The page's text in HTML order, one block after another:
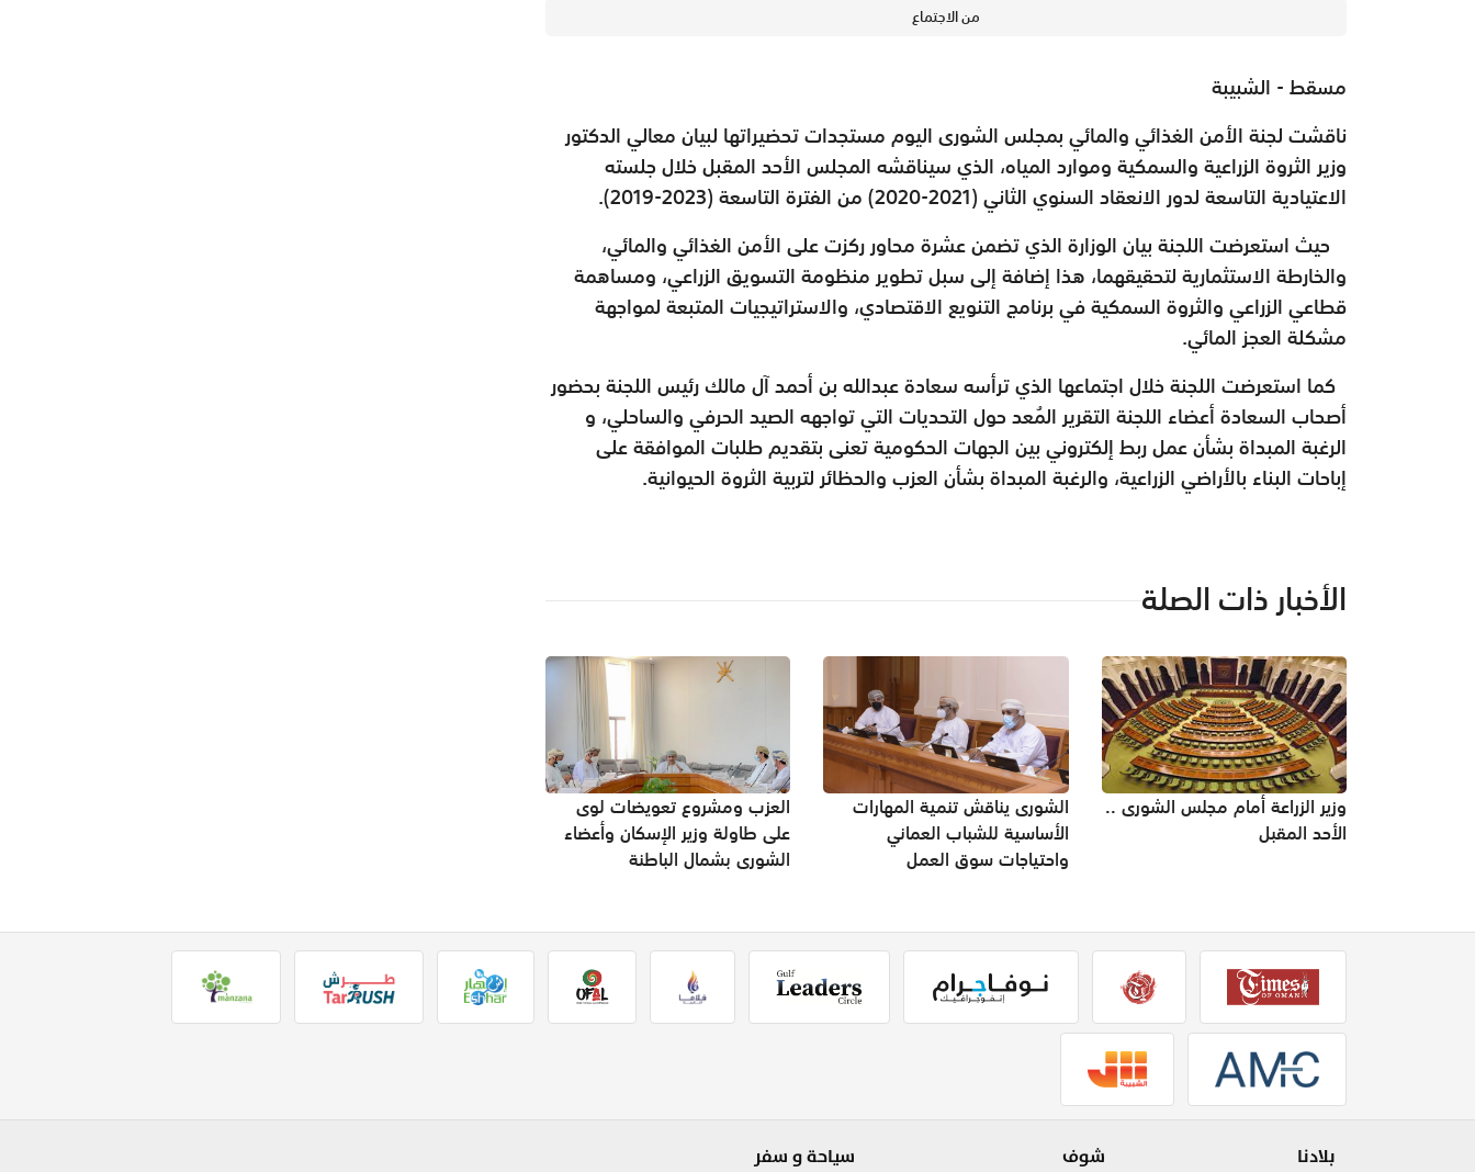
من الاجتماع
مسقط - الشبيبة
ناقشت لجنة الأمن الغذائي والمائي بمجلس الشورى اليوم مستجدات تحضيراتها لبيان معالي الدكتور
وزير الثروة الزراعية والسمكية وموارد المياه، الذي سيناقشه المجلس الأحد المقبل خلال جلسته
الاعتيادية التاسعة لدور الانعقاد السنوي الثاني (2021-2020) من الفترة التاسعة (2023-2019).
حيث استعرضت اللجنة بيان الوزارة الذي تضمن عشرة محاور ركزت على الأمن الغذائي والمائي،
والخارطة الاستثمارية لتحقيقهما، هذا إضافة إلى سبل تطوير منظومة التسويق الزراعي، ومساهمة
قطاعي الزراعي والثروة السمكية في برنامج التنويع الاقتصادي، والاستراتيجيات المتبعة لمواجهة
مشكلة العجز المائي.
كما استعرضت اللجنة خلال اجتماعها الذي ترأسه سعادة عبدالله بن أحمد آل مالك رئيس اللجنة بحضور
أصحاب السعادة أعضاء اللجنة التقرير المُعد حول التحديات التي تواجهه الصيد الحرفي والساحلي، و
الرغبة المبداة بشأن عمل ربط إلكتروني بين الجهات الحكومية تعنى بتقديم طلبات الموافقة على
إباحات البناء بالأراضي الزراعية، والرغبة المبداة بشأن العزب والحظائر لتربية الثروة الحيوانية.
الأخبار ذات الصلة
وزير الزراعة أمام مجلس الشورى ..
الأحد المقبل
الشورى يناقش تنمية المهارات
الأساسية للشباب العماني
واحتياجات سوق العمل
العزب ومشروع تعويضات لوى
على طاولة وزير الإسكان وأعضاء
الشورى بشمال الباطنة
بلادنا شوف سياحة و سفر